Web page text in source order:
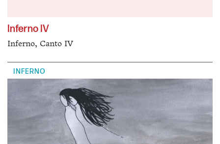
Inferno IV
Inferno, Canto IV
INFERNO